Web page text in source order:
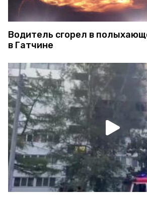
Водитель сгорел в
в Гатчине